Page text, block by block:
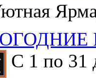
С 1 по 31